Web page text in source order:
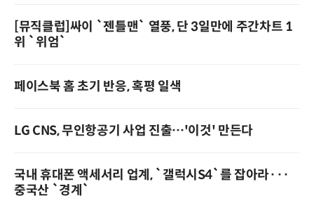
[뮤직클럽]싸이 `젠틀맨` 열풍, 단 3일만에 주간차트 1
위 `위엄`
페이스북 홈 초기 반응, 혹평 일색
LG CNS, 무인항공기 사업 진출…'이것' 만든다
국내 휴대폰 액세서리 업계, `갤럭시S4`를 잡아라···
중국산 `경계`